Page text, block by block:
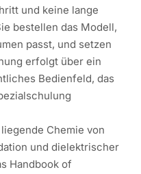
und keine lange
bestellen das Modell,
passt, und setzen
erfolgt über ein
Bedienfeld, das
Chemie von
und dielektrischer
Handbook of